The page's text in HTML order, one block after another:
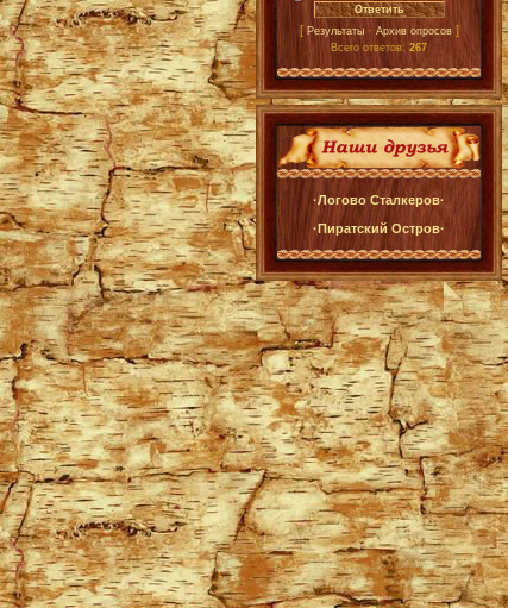
[ Результаты· Архив опросов]
Всего ответов: 267
·Логово Сталкеров·
·Пиратский Остров·